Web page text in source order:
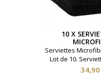
10 X
Serviettes
Lot de 10.
absorbantesPrix